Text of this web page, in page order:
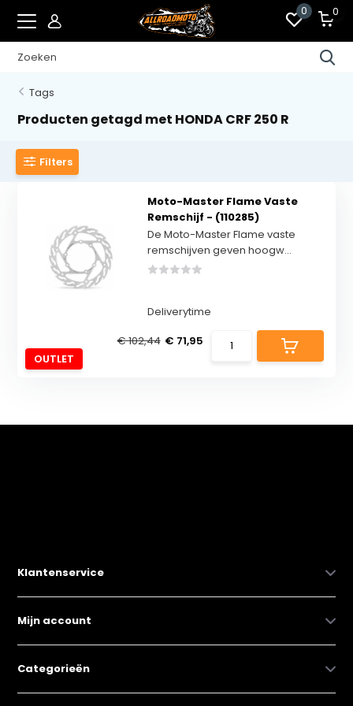
0 0
Tags
Producten getagd met HONDA CRF 250 R
Filters
OUTLET
Moto-Master Flame Vaste
Remschijf - (110285)
De Moto-Master Flame vaste
remschijven geven hoogw...
Deliverytime
€ 102,44 € 71,95
Klantenservice
Mijn account
Categorieën